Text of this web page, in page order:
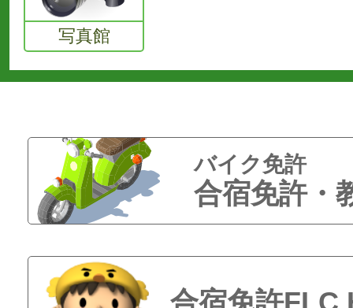
写真館
バイク免許
合宿免許・